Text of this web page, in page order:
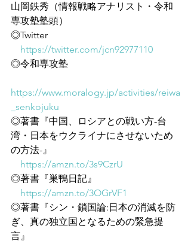
山岡鉄秀（情報戦略アナリスト・令和
専攻塾塾頭）
◎Twitter
https://twitter.com/jcn92977110
◎令和専攻塾
https://www.moralogy.jp/activities/reiwa
_senkojuku
◎著書『中国、ロシアとの戦い方-台
湾・日本をウクライナにさせないため
の方法-』
https://amzn.to/3s9CzrU
◎著書『巣鴨日記』
https://amzn.to/3OGrVF1
◎著書『シン・鎖国論:日本の消滅を防
ぎ、真の独立国となるための緊急提
言』